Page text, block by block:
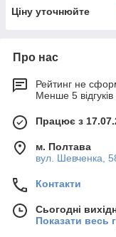
Ціну уточнюйте
Про нас
Рейтинг не
Менше 5 відгуків
Працює з
м. Полтава
вул. Шевченка,
Контакти
Сьогодні
Показати весь